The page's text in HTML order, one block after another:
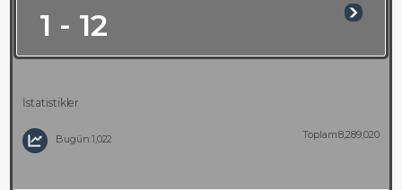
1 - 12
İstatistikler
Bugün:1,022 Toplam:8,289,020